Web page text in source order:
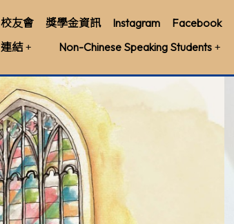
校友會 獎學金資訊 Instagram
Facebook
連結 Non-Chinese Speaking Students